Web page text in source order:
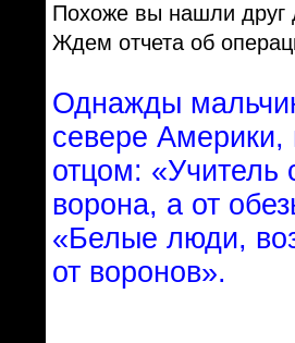
Похоже вы нашли друг
Ждем отчета об
Однажды
севере
отцом: «Учитель
ворона, а от
«Белые люди,
от воронов».